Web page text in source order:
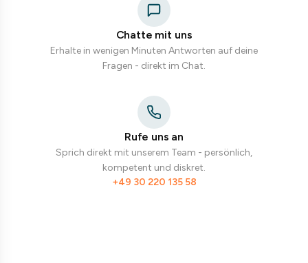
Chatte mit uns
Erhalte in wenigen Minuten Antworten auf deine
Fragen - direkt im Chat.
Rufe uns an
Sprich direkt mit unserem Team - persönlich,
kompetent und diskret.
+49 30 220 135 58